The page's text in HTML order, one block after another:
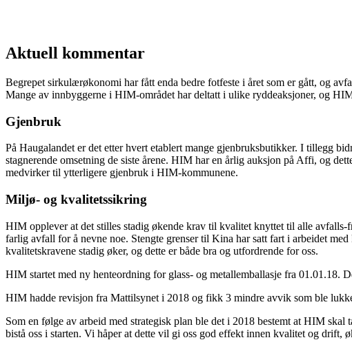
Aktuell kommentar
Begrepet sirkulærøkonomi har fått enda bedre fotfeste i året som er gått, og
Mange av innbyggerne i HIM-området har deltatt i ulike ryddeaksjoner, og
Gjenbruk
På Haugalandet er det etter hvert etablert mange gjenbruksbutikker. I tillegg
stagnerende omsetning de siste årene. HIM har en årlig auksjon på Affi, og
medvirker til ytterligere gjenbruk i HIM-kommunene.
Miljø- og kvalitetssikring
HIM opplever at det stilles stadig økende krav til kvalitet knyttet til alle avfalls-
farlig avfall for å nevne noe. Stengte grenser til Kina har satt fart i arbeidet
kvalitetskravene stadig øker, og dette er både bra og utfordrende for oss.
HIM startet med ny henteordning for glass- og metallemballasje fra 01.01.18.
HIM hadde revisjon fra Mattilsynet i 2018 og fikk 3 mindre avvik som ble
Som en følge av arbeid med strategisk plan ble det i 2018 bestemt at HIM
bistå oss i starten. Vi håper at dette vil gi oss god effekt innen kvalitet og drift,